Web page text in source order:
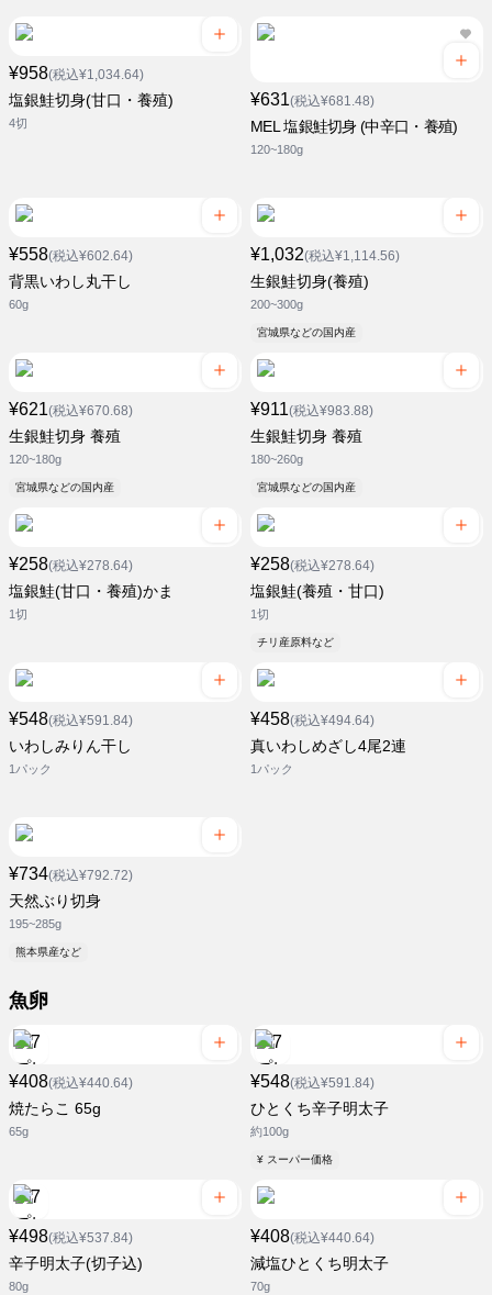
¥958(税込¥1,034.64)
塩銀鮭切身(甘口・養殖)
4切
¥631(税込¥681.48)
MEL 塩銀鮭切身 (中辛口・養殖)
120~180g
¥558(税込¥602.64)
背黒いわし丸干し
60g
¥1,032(税込¥1,114.56)
生銀鮭切身(養殖)
200~300g
宮城県などの国内産
¥621(税込¥670.68)
生銀鮭切身 養殖
120~180g
宮城県などの国内産
¥911(税込¥983.88)
生銀鮭切身 養殖
180~260g
宮城県などの国内産
¥258(税込¥278.64)
塩銀鮭(甘口・養殖)かま
1切
¥258(税込¥278.64)
塩銀鮭(養殖・甘口)
1切
チリ産原料など
¥548(税込¥591.84)
いわしみりん干し
1パック
¥458(税込¥494.64)
真いわしめざし4尾2連
1パック
¥734(税込¥792.72)
天然ぶり切身
195~285g
熊本県産など
魚卵
¥408(税込¥440.64)
焼たらこ 65g
65g
¥548(税込¥591.84)
ひとくち辛子明太子
約100g
¥ スーパー価格
¥498(税込¥537.84)
辛子明太子(切子込)
80g
¥408(税込¥440.64)
減塩ひとくち明太子
70g